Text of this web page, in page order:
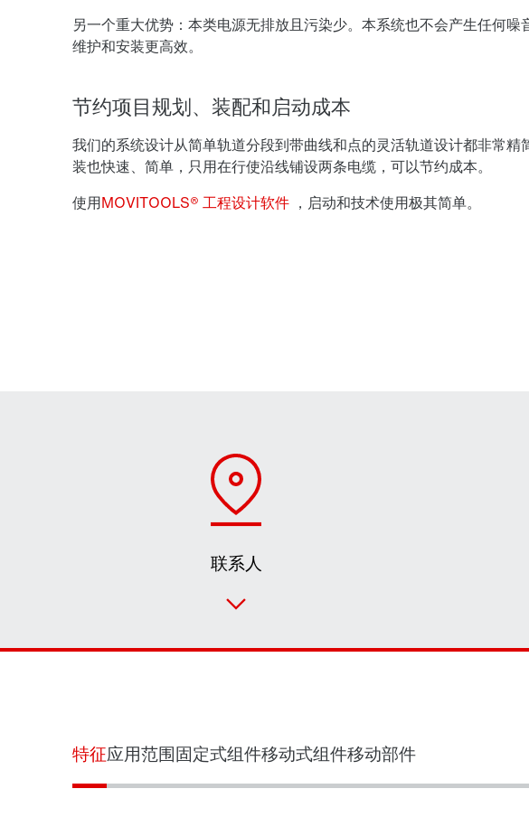
另一个重大优势：本类电源无排放且污染少。本系统也不会产生任何噪
维护和安装更高效。
节约项目规划、装配和启动成本
我们的系统设计从简单轨道分段到带曲线和点的灵活轨道设计都非常
装也快速、简单，只用在行使沿线铺设两条电缆，可以节约成本。
使用MOVITOOLS® 工程设计软件 ，启动和技术使用极其简单。
联系人
特征应用范围固定式组件移动式组件移动部件